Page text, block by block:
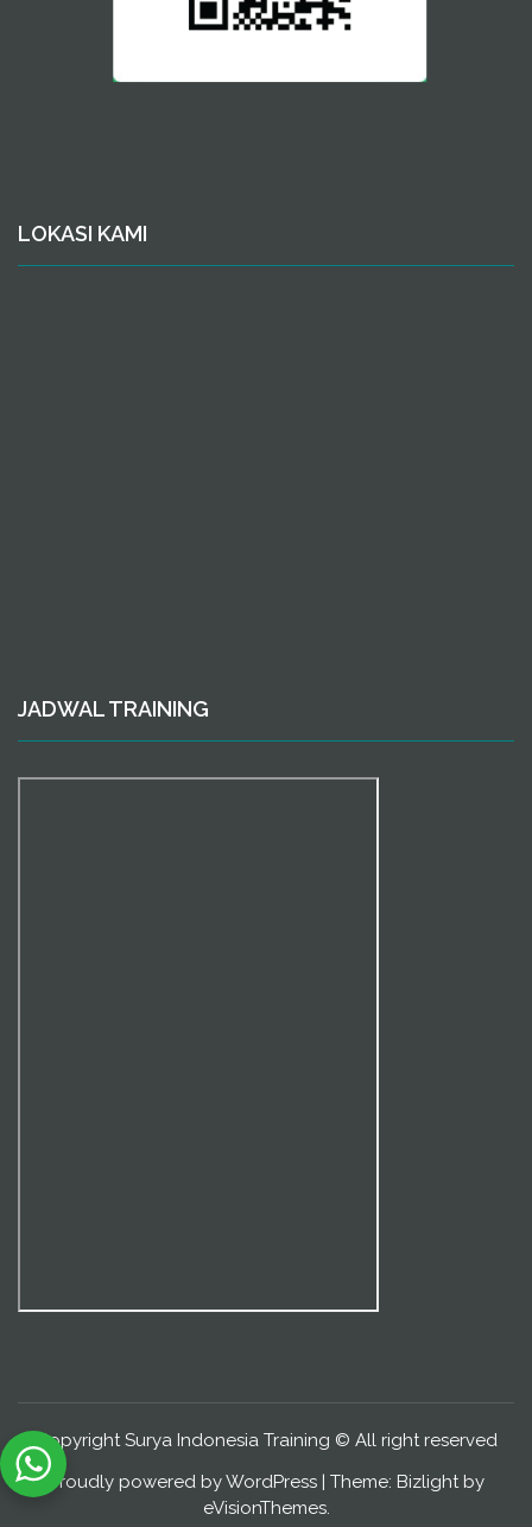
LOKASI KAMI
JADWAL TRAINING
Copyright Surya Indonesia Training © All right reserved
Proudly powered by WordPress | Theme: Bizlight by
eVisionThemes.